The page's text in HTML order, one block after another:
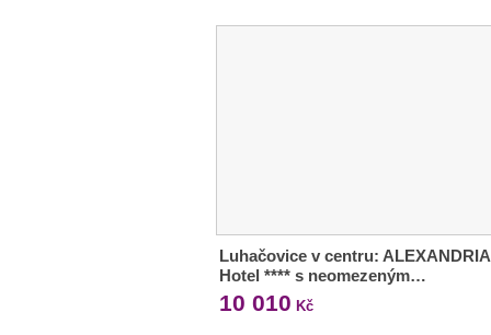
Luhačovice v centru: ALEXANDRIA
Hotel **** s neomezeným…
10 010 Kč